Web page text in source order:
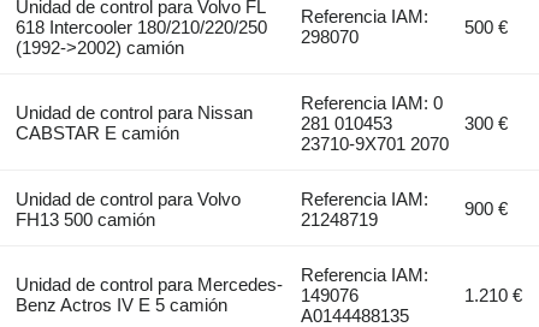
Unidad de control para Volvo FL
618 Intercooler 180/210/220/250
(1992->2002) camión
Referencia IAM:
298070
500 €
Unidad de control para Nissan
CABSTAR E camión
Referencia IAM: 0
281 010453
23710-9X701 2070
300 €
Unidad de control para Volvo
FH13 500 camión
Referencia IAM:
21248719
900 €
Unidad de control para Mercedes-
Benz Actros IV E 5 camión
Referencia IAM:
149076
A0144488135
1.210 €